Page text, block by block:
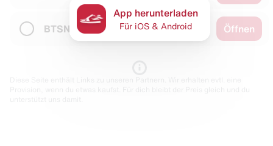
BTSN Öffnen
App herunterladen
Für iOS & Android